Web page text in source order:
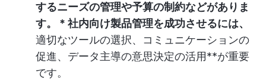
するニーズの管理や予算の制約などがありま
す。 * 社内向け製品管理を成功させるには、
適切なツールの選択、コミュニケーションの
促進、データ主導の意思決定の活用**が重要
です。